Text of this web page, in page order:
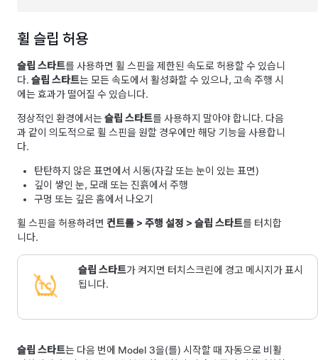
휠 슬립 허용
슬립 스타트를 사용하면 휠 스핀을 제한된 속도로 허용할 수 있습니
다. 슬립 스타트는 모든 속도에서 활성화할 수 있으나, 고속 주행 시
에는 효과가 떨어질 수 있습니다.
정상적인 환경에서는슬립 스타트를 사용하지 말아야 합니다. 다음
과 같이 의도적으로 휠 스핀을 원할 경우에만 해당 기능을 사용합니
다.
탄탄하지 않은 표면에서 시동(자갈 또는 눈이 있는 표면)
깊이 쌓인 눈, 모래 또는 진흙에서 주행
구멍 또는 깊은 홈에서 나오기
휠 스핀을 허용하려면 컨트롤 > 주행 설정 > 슬립 스타트를 터치합
니다.
슬립 스타트가 켜지면 터치스크린에 경고 메시지가 표시
됩니다.
슬립 스타트는 다음 번에 Model 3을(를) 시작할 때 자동으로 비활